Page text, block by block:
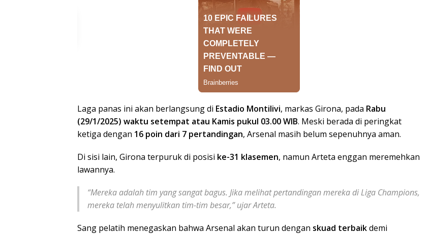
Laga panas ini akan berlangsung di Estadio Montilivi, markas Girona, pada Rabu
(29/1/2025) waktu setempat atau Kamis pukul 03.00 WIB. Meski berada di peringkat
ketiga dengan 16 poin dari 7 pertandingan, Arsenal masih belum sepenuhnya aman.
Di sisi lain, Girona terpuruk di posisi ke-31 klasemen, namun Arteta enggan meremehkan
lawannya.
“Mereka adalah tim yang sangat bagus. Jika melihat pertandingan mereka di Liga Champions,
mereka telah menyulitkan tim-tim besar,”ujar Arteta.
Sang pelatih menegaskan bahwa Arsenal akan turun dengan skuad terbaikdemi